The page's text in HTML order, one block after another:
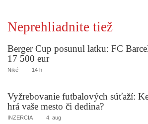
Neprehliadnite tiež
Berger Cup posunul latku: FC
17 500 eur
Niké 14 h
Vyžrebovanie futbalových súťaží:
hrá vaše mesto či dedina?
INZERCIA 4. aug